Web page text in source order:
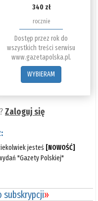
340 zł
rocznie
Dostęp przez rok do
wszystkich treści serwisu
www.gazetapolska.pl.
WYBIERAM
Zaloguj się
jesteś [NOWOŚĆ]
"Gazety Polskiej"
subskrypcji»